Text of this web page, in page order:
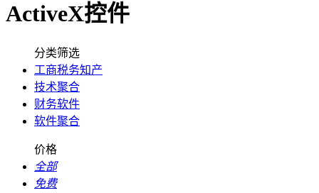
ActiveX控件
分类筛选
工商税务知产
技术聚合
财务软件
软件聚合
价格
全部
免费